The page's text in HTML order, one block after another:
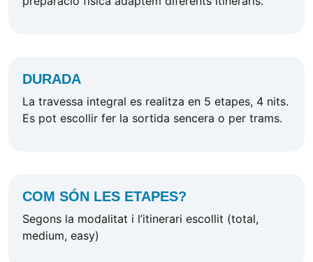
DURADA
La travessa integral es realitza en 5 etapes, 4 nits.
Es pot escollir fer la sortida sencera o per trams.
COM SÓN LES ETAPES?
Segons la modalitat i l’itinerari escollit (total,
medium, easy)